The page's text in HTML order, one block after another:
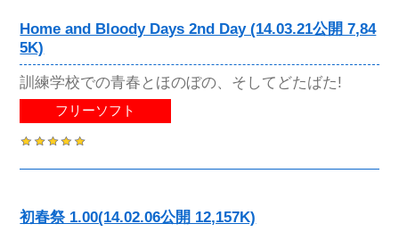
Home and Bloody Days 2nd Day (14.03.21公開 7,84
5K)
訓練学校での青春とほのぼの、そしてどたばた!
フリーソフト
初春祭 1.00(14.02.06公開 12,157K)